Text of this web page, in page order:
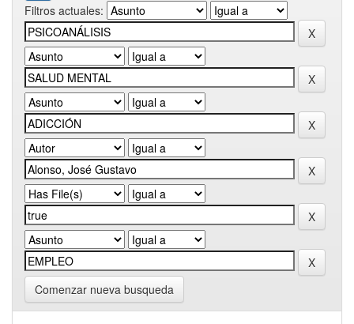
Filtros actuales:
Comenzar nueva busqueda